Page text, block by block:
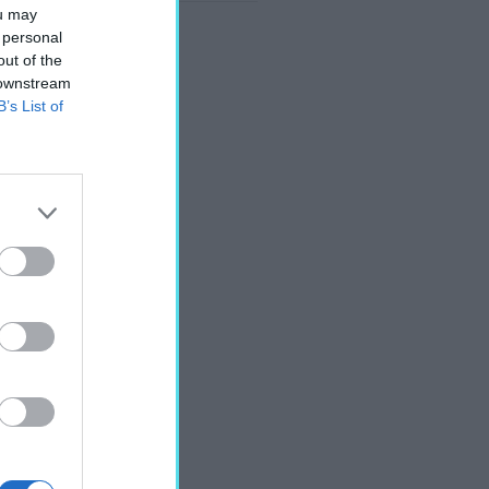
may
of the
List of